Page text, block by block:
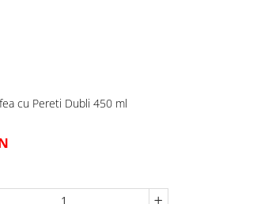
cu Pereti Dubli 450 ml